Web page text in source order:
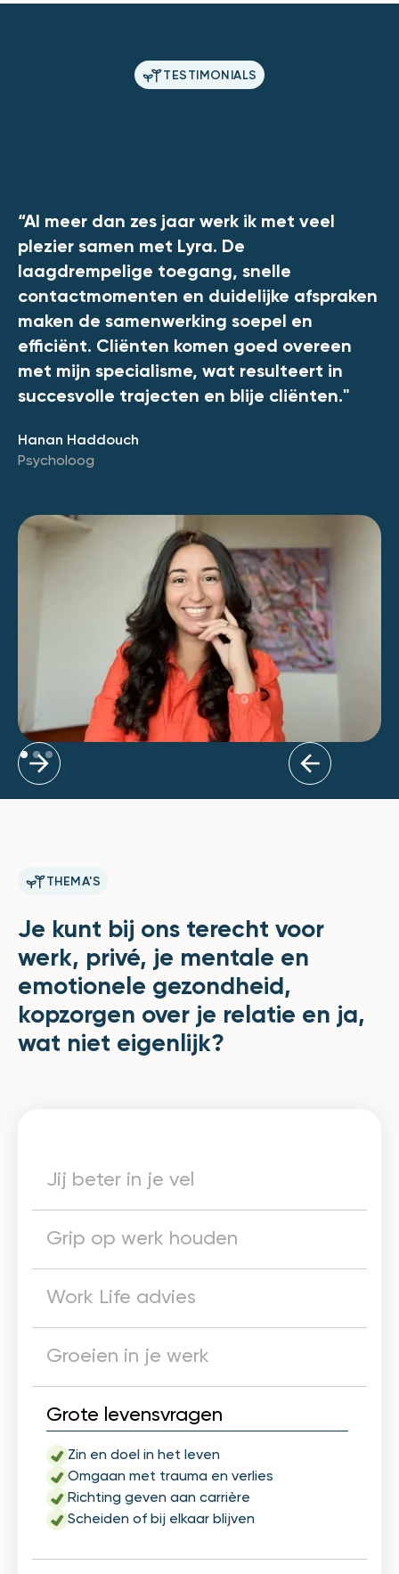
TESTIMONIALS
“Al meer dan zes jaar werk ik met veel
plezier samen met Lyra. De
laagdrempelige toegang, snelle
contactmomenten en duidelijke afspraken
maken de samenwerking soepel en
efficiënt. Cliënten komen goed overeen
met mijn specialisme, wat resulteert in
succesvolle trajecten en blije cliënten."
Hanan Haddouch
Psycholoog
THEMA'S
Je kunt bij ons terecht voor
werk, privé, je mentale en
emotionele gezondheid,
kopzorgen over je relatie en ja,
wat niet eigenlijk?
Jij beter in je vel
Grip op werk houden
Work Life advies
Groeien in je werk
Grote levensvragen
Zin en doel in het leven
Omgaan met trauma en verlies
Richting geven aan carrière
Scheiden of bij elkaar blijven